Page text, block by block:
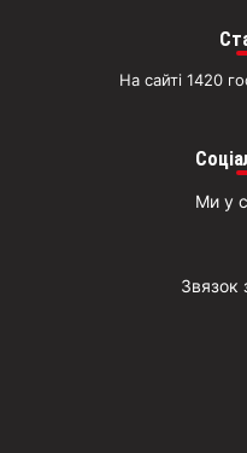
На сайті 1420
Ми у
Звязок